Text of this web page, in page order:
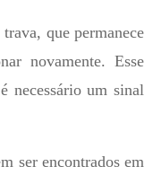
que permanece
novamente. Esse
necessário um sinal
ser encontrados em